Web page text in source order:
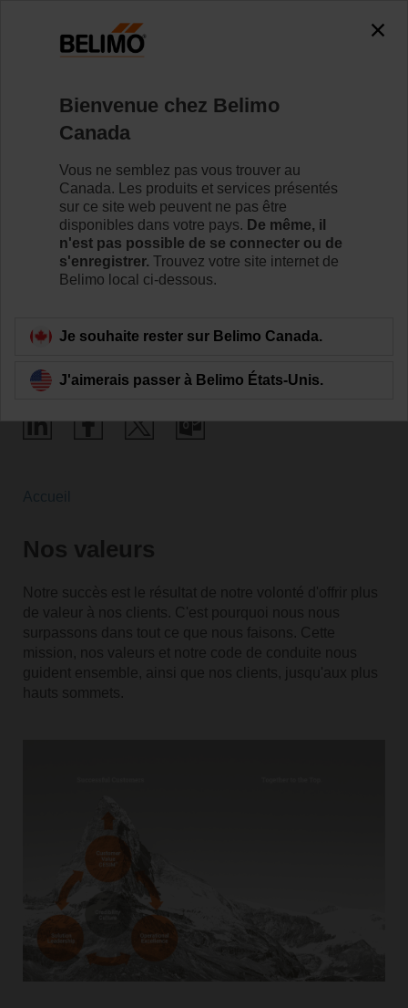
Ensemble vers les
plus hauts sommets
Nos valeurs
Notre succès est le résultat de notre volonté d'offrir plus
de valeur à nos clients. C'est pourquoi nous nous
surpassons dans tout ce que nous faisons. Cette
mission, nos valeurs et notre code de conduite nous
guident ensemble, ainsi que nos clients, jusqu'aux plus
hauts sommets.
Bienvenue chez Belimo
Canada
Vous ne semblez pas vous trouver au
Canada. Les produits et services présentés
sur ce site web peuvent ne pas être
disponibles dans votre pays. De même, il
n'est pas possible de se connecter ou de
s'enregistrer. Trouvez votre site internet de
Belimo local ci-dessous.
Je souhaite rester sur Belimo Canada.
J'aimerais passer à Belimo États-Unis.